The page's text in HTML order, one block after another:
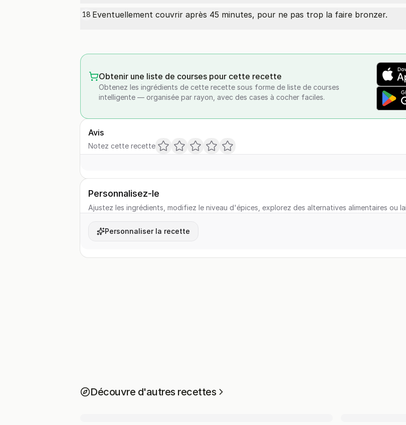
18 Eventuellement couvrir après 45 minutes, pour ne pas trop la faire bronzer.
Obtenir une liste de courses pour cette recette
Obtenez les ingrédients de cette recette sous forme de liste de courses
intelligente — organisée par rayon, avec des cases à cocher faciles.
Avis
Notez cette recette
Personnalisez-le
Ajustez les ingrédients, modifiez le niveau d'épices, explorez des alternatives alimentaires ou
Personnaliser la recette
Découvre d'autres recettes